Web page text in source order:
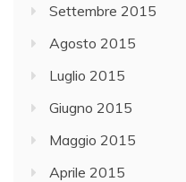
Settembre 2015
Agosto 2015
Luglio 2015
Giugno 2015
Maggio 2015
Aprile 2015